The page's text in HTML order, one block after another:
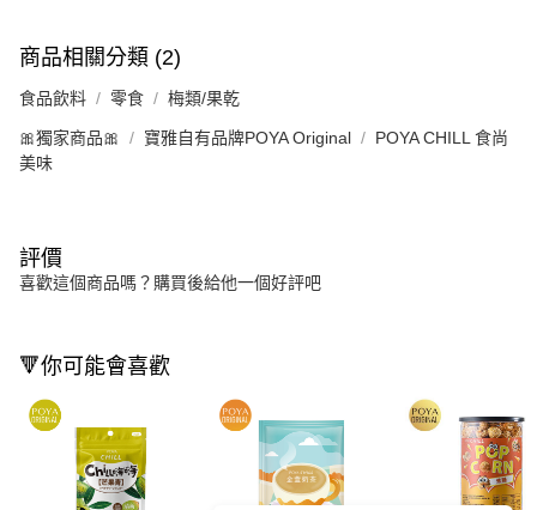
商品相關分類 (2)
食品飲料 零食 梅類/果乾
🎀獨家商品🎀 寶雅自有品牌POYA Original
POYA CHILL 食尚
美味
評價
喜歡這個商品嗎？購買後給他一個好評吧
🔻你可能會喜歡